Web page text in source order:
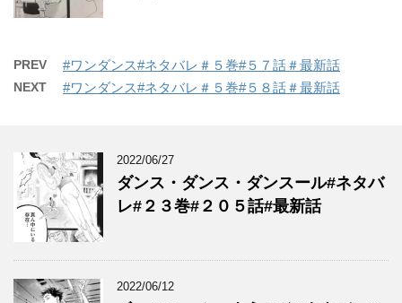
PREV #ワンダンス#ネタバレ＃５巻#５７話＃最新話
NEXT #ワンダンス#ネタバレ＃５巻#５８話＃最新話
2022/06/27
ダンス・ダンス・ダンスール#ネタバ
レ#２３巻#２０５話#最新話
2022/06/12